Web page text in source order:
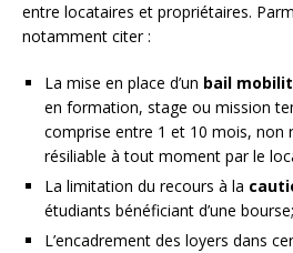
entre locataires et propriétaires.
notamment citer :
La mise en place d’un bail
en formation, stage ou mission
comprise entre 1 et 10 mois, non
résiliable à tout moment par le
La limitation du recours à la
étudiants bénéficiant d’une bourse;
L’encadrement des loyers dans